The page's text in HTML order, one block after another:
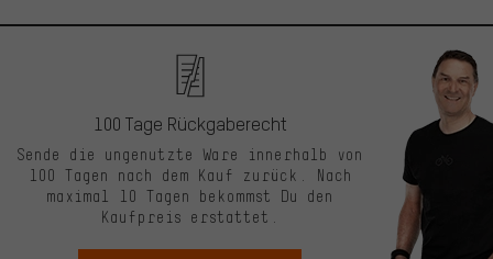
100 Tage Rückgaberecht
Sende die ungenutzte Ware innerhalb von
100 Tagen nach dem Kauf zurück. Nach
maximal 10 Tagen bekommst Du den
Kaufpreis erstattet.